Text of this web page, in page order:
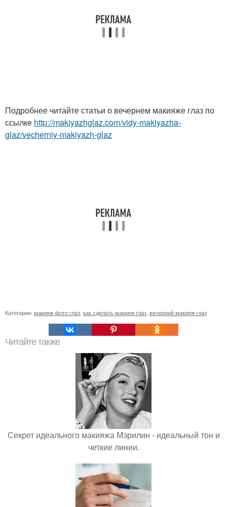
Подробнее читайте статьи о вечернем макияже глаз по
ссылке http://makiyazhglaz.com/vidy-makiyazha-
glaz/vecherniy-makiyazh-glaz
Категории: макияж фото глаз как сделать макияж глаз вечерний макияж глаз
Читайте также
Секрет идеального макияжа Мэрилин - идеальный тон и
четкие линии.